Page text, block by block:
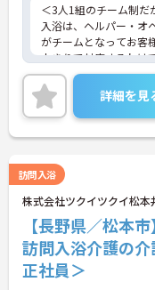
＜3人1組のチーム制だ
入浴は、ヘルパー・オ
がチームとなってお客
人きりで対応するわけ
も安心してスタートで
すぐに相談できる仲間
す。運転や機材のセッ
ームで協力してケアを
ーションも深まり、良
＜毎月の「リフレッシ
実＞通常の有給休暇と
「リフレッシュ休暇」
日）。毎月自由に使え
使ったり、有給休暇と
りするスタッフも多く
レッシュすることで、
持しやすく、メリハリ
詳細を見
訪問入浴
株式会社ツクイツクイ松本
【長野県／松本
訪問入浴介護の
正社員＞